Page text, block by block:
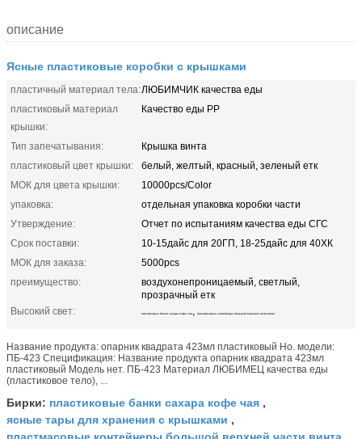
описание
Ясные пластиковые коробки с крышками
пластичный материал тела:ЛЮБИМЧИК качества еды
пластиковый материал
крышки:
Качество еды PP
Тип запечатывания:
Крышка винта
пластиковый цвет крышки:
белый, желтый, красный, зеленый етк
МОК для цвета крышки:
10000pcs/Color
упаковка:
отдельная упаковка коробки части
Утверждение:
Отчет по испытаниям качества еды СГС
Срок поставки:
10-15дайс для 20ГП, 18-25дайс для 40ХК
МОК для заказа:
5000pcs
преимущество:
воздухонепроницаемый, светлый,
прозрачный етк
Высокий свет:
пластиковые банки сахара кофе чая , пластмасовые контейнеры большой верхней части винта
Название продукта: опарник квадрата 423мл пластиковый Но. модели:
ПБ-423 Спецификация: Название продукта опарник квадрата 423мл
пластиковый Модель нет. ПБ-423 Материал ЛЮБИМЕЦ качества еды
(пластиковое тело), ...
Бирки: пластиковые банки сахара кофе чая ,
ясные тары для хранения с крышками ,
пластмасовые контейнеры большой верхней части винта